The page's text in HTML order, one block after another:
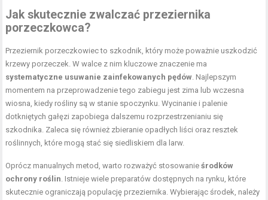
Jak skutecznie zwalczać przeziernika
porzeczkowca?
Przeziernik porzeczkowiec to szkodnik, który może poważnie uszkodzić
krzewy porzeczek. W walce z nim kluczowe znaczenie ma
systematyczne usuwanie zainfekowanych pędów. Najlepszym
momentem na przeprowadzenie tego zabiegu jest zima lub wczesna
wiosna, kiedy rośliny są w stanie spoczynku. Wycinanie i palenie
dotkniętych gałęzi zapobiega dalszemu rozprzestrzenianiu się
szkodnika. Zaleca się również zbieranie opadłych liści oraz resztek
roślinnych, które mogą stać się siedliskiem dla larw.
Oprócz manualnych metod, warto rozważyć stosowanieśrodków
ochrony roślin. Istnieje wiele preparatów dostępnych na rynku, które
skutecznie ograniczają populację przeziernika. Wybierając środek, należy